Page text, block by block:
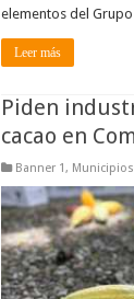
elementos del Grupo
Leer más
Piden
cacao en
Banner 1, Municipios